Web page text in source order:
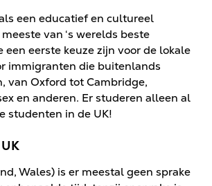
een educatief en cultureel
van ‘s werelds beste
eerste keuze zijn voor de lokale
immigranten die buitenlands
van Oxford tot Cambridge,
en anderen. Er studeren alleen al
studenten in de UK!
Wales) is er meestal geen sprake